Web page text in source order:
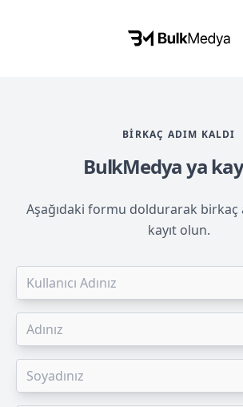
BIRKAÇ ADIM KALDI
BulkMedya ya
Aşağıdaki formu doldurarak birkaç
kayıt olun.